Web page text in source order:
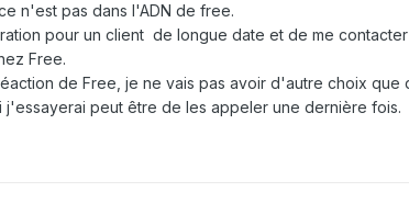
light il faut payer en plus :
Métropolitaine et DOM
qu'avec Tv By Canal Panorama)
Light avec ces 2 options
n'est pas dans l'ADN de free.
pour un client de longue date et de me
Free.
de Free, je ne vais pas avoir d'autre choix
peut être de les appeler une dernière fois.